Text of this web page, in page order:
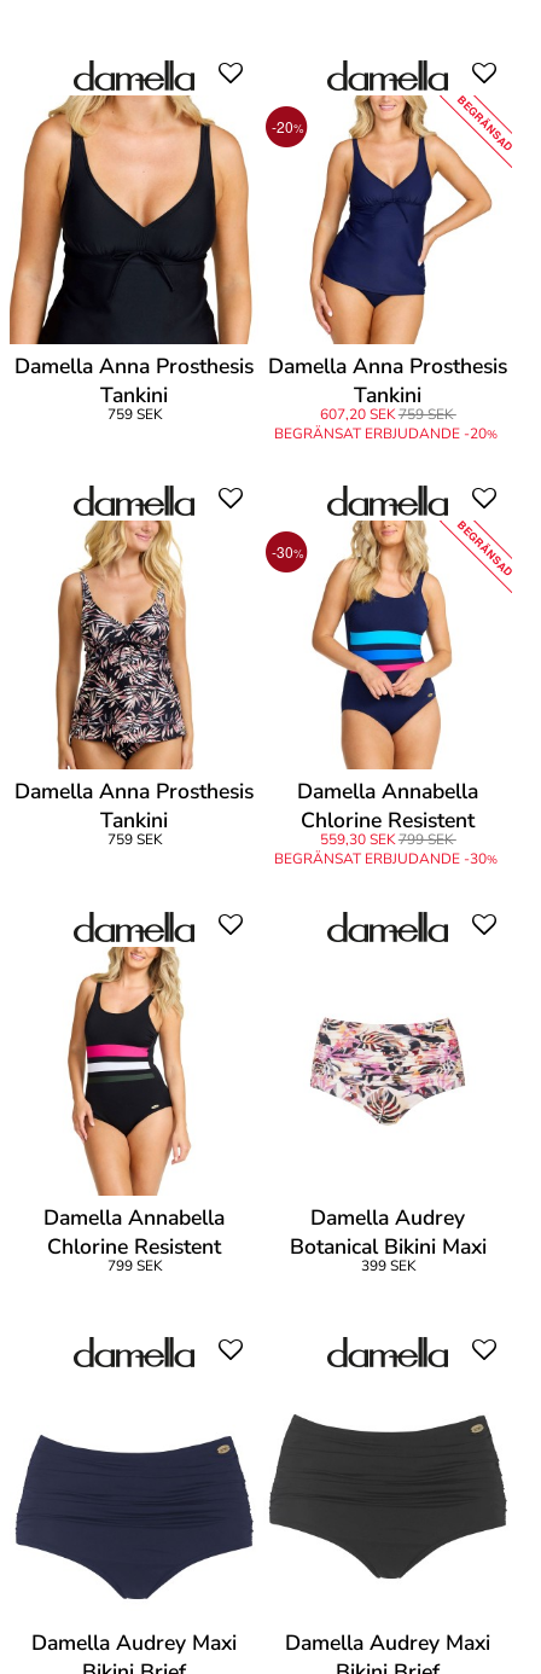
Damella Anna Prosthesis
Tankini
759 SEK
-20% BEGRÄNSAD
Damella Anna Prosthesis
Tankini
607,20 SEK759 SEK
BEGRÄNSAT ERBJUDANDE -20%
Damella Anna Prosthesis
Tankini
759 SEK
-30% BEGRÄNSAD
Damella Annabella
Chlorine Resistent
Swimsuit
559,30 SEK799 SEK
BEGRÄNSAT ERBJUDANDE -30%
Damella Annabella
Chlorine Resistent
Swimsuit
799 SEK
Damella Audrey
Botanical Bikini Maxi
Brief
399 SEK
Damella Audrey Maxi
Damella Audrey Maxi